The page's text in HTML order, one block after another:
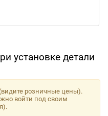
установке детали
розничные цены).
войти под своим